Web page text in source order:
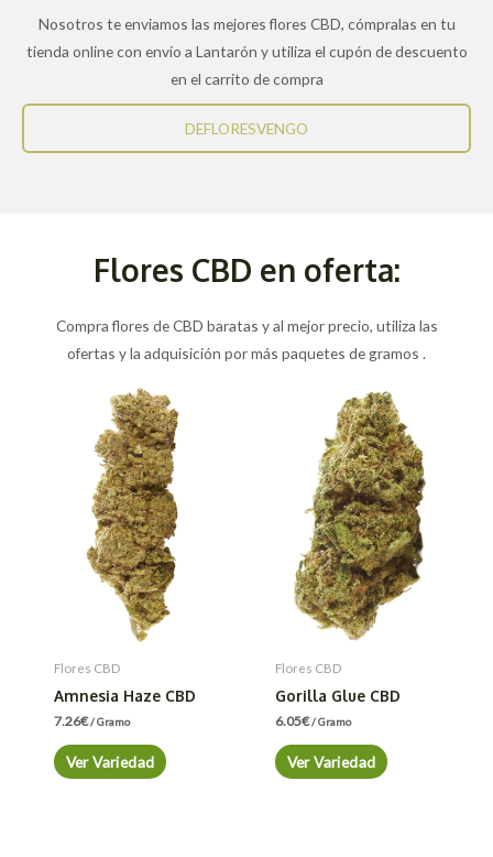
Nosotros te enviamos las mejores flores CBD, cómpralas en tu
tienda online con envío a Lantarón y utiliza el cupón de descuento
en el carrito de compra
DEFLORESVENGO
Flores CBD en oferta:
Compra flores de CBD baratas y al mejor precio, utiliza las
ofertas y la adquisición por más paquetes de gramos .
Flores CBD
Amnesia Haze CBD
7.26€/ Gramo
Ver Variedad
Flores CBD
Gorilla Glue CBD
6.05€/ Gramo
Ver Variedad